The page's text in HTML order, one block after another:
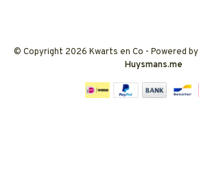
© Copyright 2026 Kwarts en Co - Powered by
Huysmans.me